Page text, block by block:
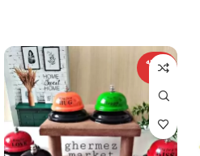
فروخته
شده